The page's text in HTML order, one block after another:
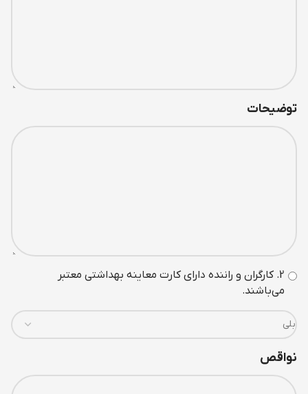
توضیحات
2. کارگران و راننده دارای کارت معاينه بهداشتی معتبر
می‌باشند.
نواقص